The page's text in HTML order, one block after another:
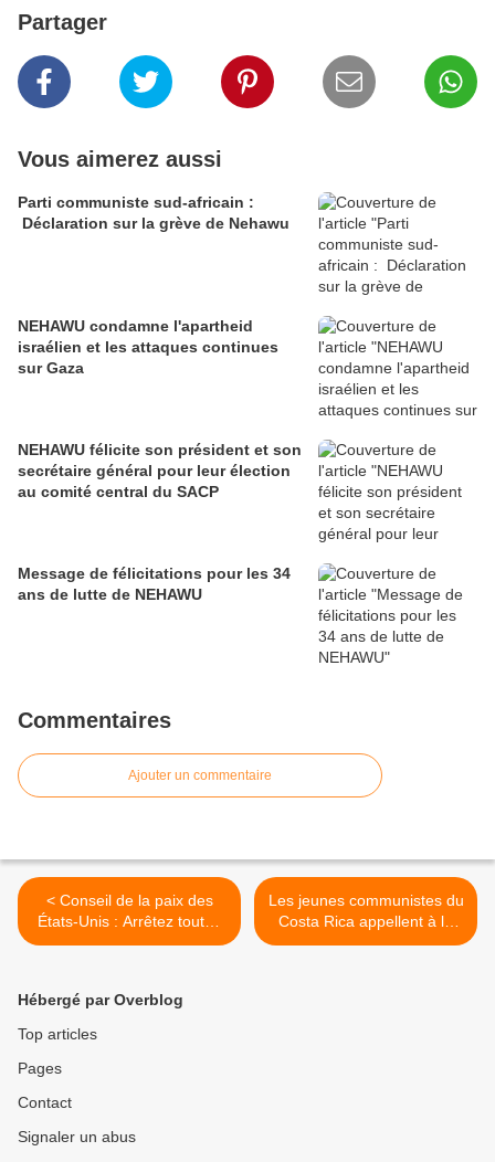
Partager
Vous aimerez aussi
Parti communiste sud-africain :
Déclaration sur la grève de Nehawu
NEHAWU condamne l'apartheid
israélien et les attaques continues
sur Gaza
NEHAWU félicite son président et son
secrétaire général pour leur élection
au comité central du SACP
Message de félicitations pour les 34
ans de lutte de NEHAWU
Commentaires
Ajouter un commentaire
< Conseil de la paix des
États-Unis : Arrêtez toutes
les provocations contre la
Les jeunes communistes du
Costa Rica appellent à la
solidarité internationale
Hébergé par Overblog
Top articles
Pages
Contact
Signaler un abus